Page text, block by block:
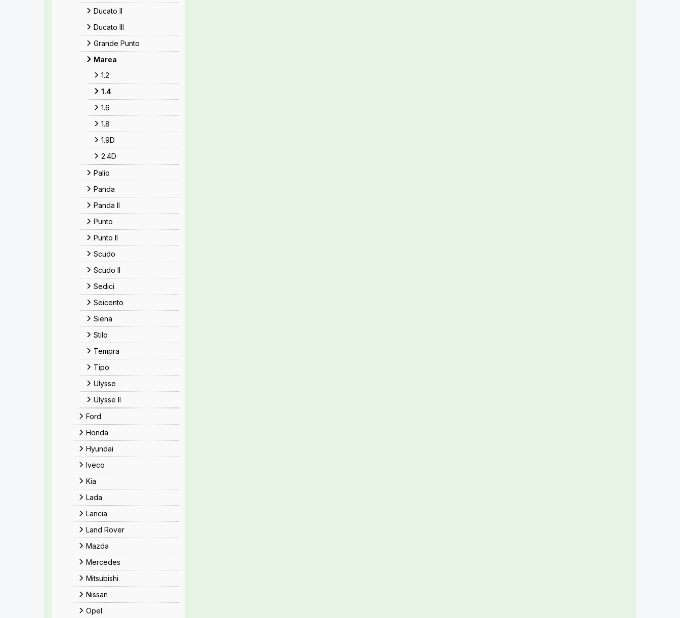
Ducato II
Ducato III
Grande Punto
Marea
1.2
1.4
1.6
1.8
1.9D
2.4D
Palio
Panda
Panda II
Punto
Punto II
Scudo
Scudo II
Sedici
Seicento
Siena
Stilo
Tempra
Tipo
Ulysse
Ulysse II
Ford
Honda
Hyundai
Iveco
Kia
Lada
Lancia
Land Rover
Mazda
Mercedes
Mitsubishi
Nissan
Opel